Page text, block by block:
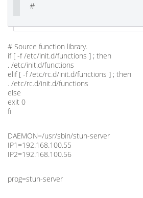
#
# Source function library.
if [ -f /etc/init.d/functions ] ; then
. /etc/init.d/functions
elif [ -f /etc/rc.d/init.d/functions ] ; then
. /etc/rc.d/init.d/functions
else
exit 0
fi
DAEMON=/usr/sbin/stun-server
IP1=192.168.100.55
IP2=192.168.100.56
prog=stun-server